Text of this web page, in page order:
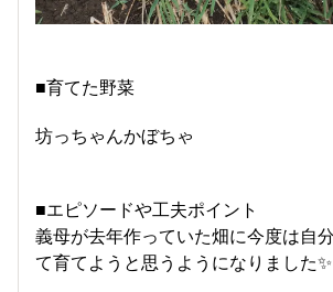
■育てた野菜
坊っちゃんかぼちゃ
■エピソードや工夫ポイント
義母が去年作っていた畑に今度は自
て育てようと思うようになりました✨